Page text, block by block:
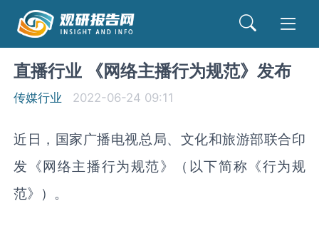
直播行业 《网络主播行为规范》发布
传媒行业 2022-06-24 09:11
近日，国家广播电视总局、文化和旅游部联合印
发《网络主播行为规范》（以下简称《行为规
范》）。